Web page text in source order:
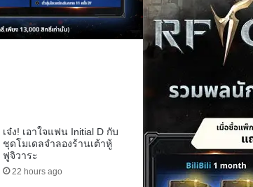
เจ๋ง! เอาใจแฟน Initial D กับ
ชุดโมเดลจำลองร้านเต้าหู้
ฟูจิวาระ
22 hours ago